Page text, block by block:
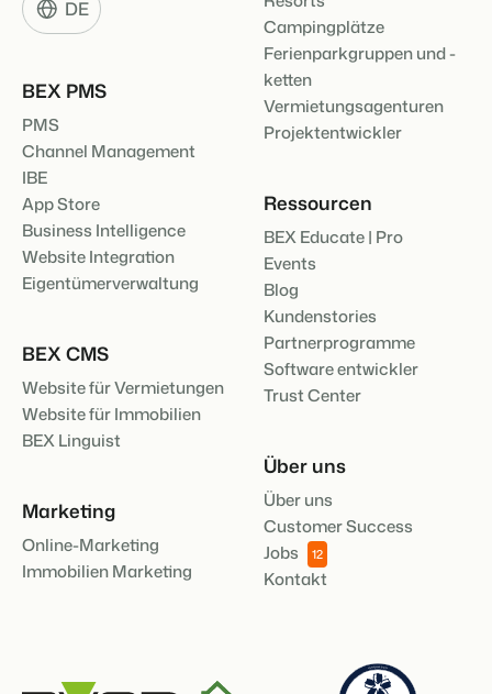
DE
BEX PMS
PMS
Channel Management
IBE
App Store
Business Intelligence
Website Integration
Eigentümerverwaltung
BEX CMS
Website für Vermietungen
Website für Immobilien
BEX Linguist
Marketing
Online-Marketing
Immobilien Marketing
Campingplätze
Ferienparkgruppen und -
ketten
Vermietungsagenturen
Projektentwickler
Ressourcen
BEX Educate | Pro
Events
Blog
Kundenstories
Partnerprogramme
Software entwickler
Trust Center
Über uns
Über uns
Customer Success
Jobs
12
Kontakt